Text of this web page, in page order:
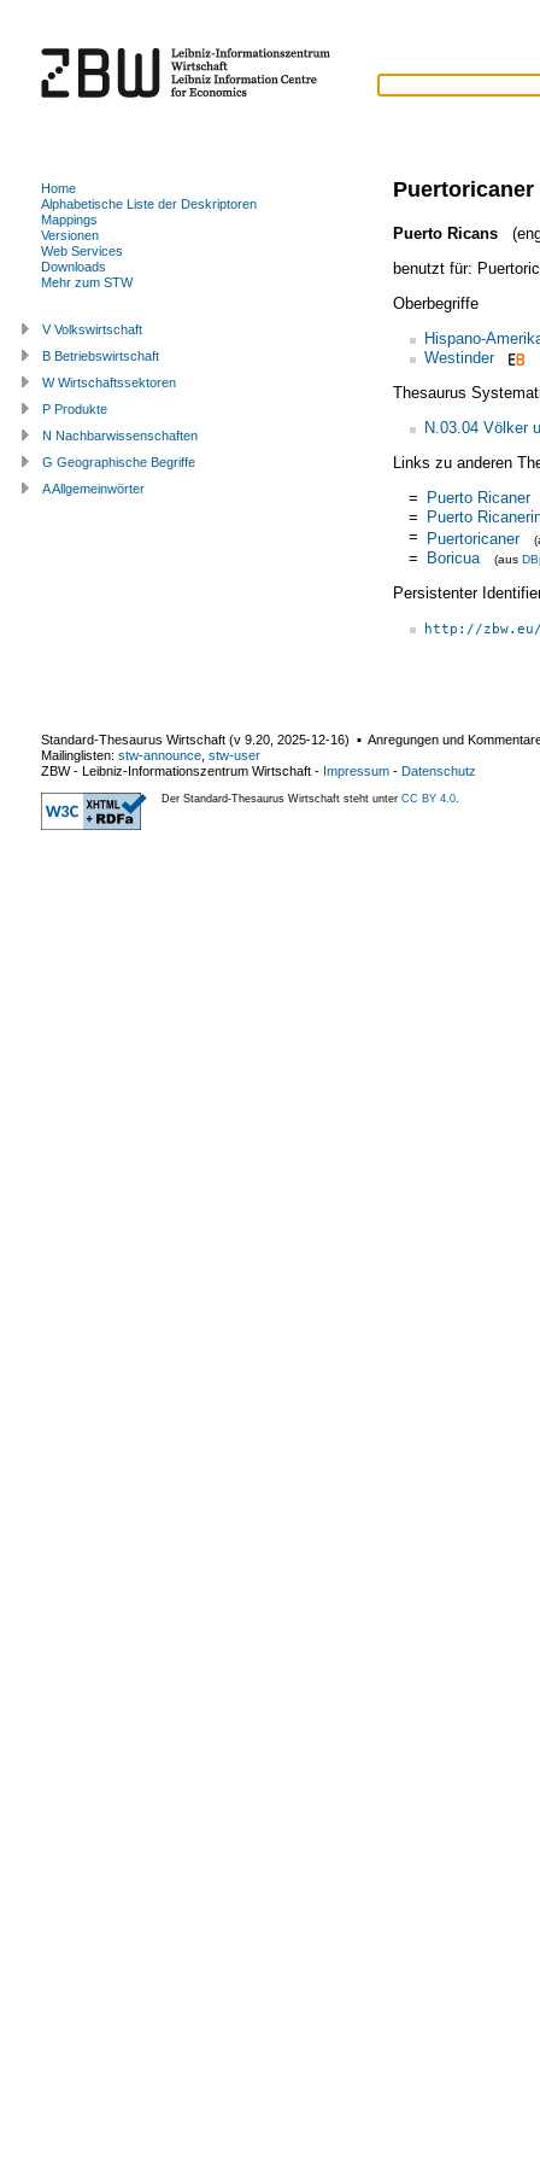
Puertoricaner
Puerto Ricans
benutzt für:
Oberbegriffe
Hispano-
Westinder
Thesaurus
N.03.04 Völker
Links zu anderen
= Puerto Ricaner
= Puerto
= Puertoricaner
= Boricua (aus
Persistenter
http://
Home
Alphabetische Liste der Deskriptoren
Mappings
Versionen
Web Services
Downloads
Mehr zum STW
V Volkswirtschaft
B Betriebswirtschaft
W Wirtschaftssektoren
P Produkte
N Nachbarwissenschaften
G Geographische Begriffe
A Allgemeinwörter
Standard-Thesaurus Wirtschaft (v 9.20 2025-12-16) ▪ Anregungen und
Mailinglisten: stw-announce stw-user
ZBW - Leibniz-Informationszentrum Wirtschaft - Impressum - Datenschutz
Der Standard-Thesaurus Wirtschaft steht unter CC BY 4.0